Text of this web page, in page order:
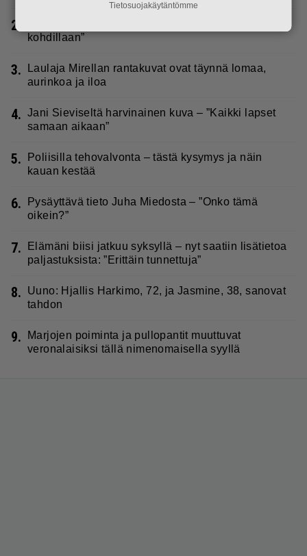
2.
kohdillaan”
3.
Laulaja Mirellan rantakuvat ovat täynnä lomaa,
aurinkoa ja iloa
4. Jani Sieviseltä harvinainen kuva – ”Kaikki lapset
samaan aikaan”
5.
Poliisilla tehovalvonta – tästä kysymys ja näin
kauan kestää
6.
Pysäyttävä tieto Juha Miedosta – ”Onko tämä
oikein?”
7.
Elämäni biisi jatkuu syksyllä – nyt saatiin lisätietoa
paljastuksista: ”Erittäin tunnettuja”
8.
Uuno: Hjallis Harkimo, 72, ja Jasmine, 38, sanovat
tahdon
9.
Marjojen poiminta ja pullopantit muuttuvat
veronalaisiksi tällä nimenomaisella syyllä
Tietosuojakäytäntömme